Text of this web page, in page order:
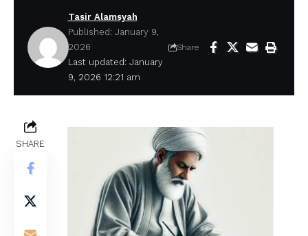
Last updated: January
9, 2026 12:21 am
Tasir Alamsyah
Published: January 9,
2026
Share
SHARE